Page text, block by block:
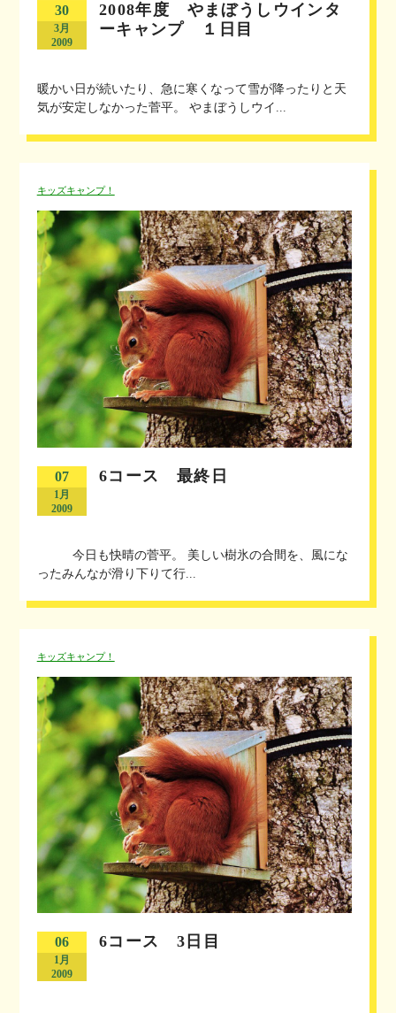
30
3月
2009
2008年度 やまぼうしウインタ
ーキャンプ １日目
暖かい日が続いたり、急に寒くなって雪が降ったりと天
気が安定しなかった菅平。 やまぼうしウイ...
キッズキャンプ！
07
1月
2009
6コース 最終日
今日も快晴の菅平。 美しい樹氷の合間を、風にな
ったみんなが滑り下りて行...
キッズキャンプ！
06
1月
2009
6コース 3日目